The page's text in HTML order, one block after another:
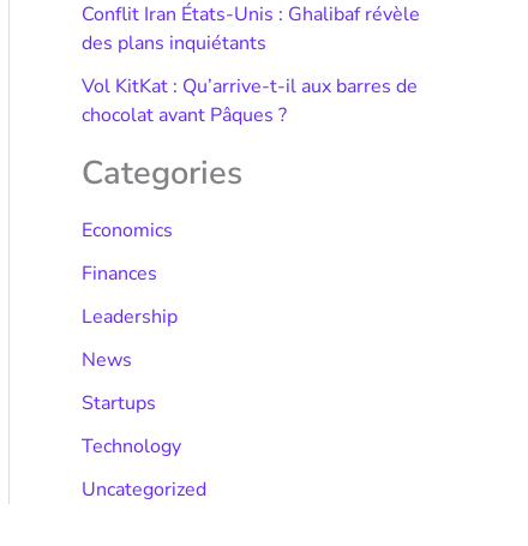
Conflit Iran États-Unis : Ghalibaf révèle
des plans inquiétants
Vol KitKat : Qu’arrive-t-il aux barres de
chocolat avant Pâques ?
Categories
Economics
Finances
Leadership
News
Startups
Technology
Uncategorized